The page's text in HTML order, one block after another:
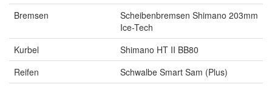
Bremsen
Scheibenbremsen Shimano 203mm
Ice-Tech
Kurbel
Shimano HT II BB80
Reifen
Schwalbe Smart Sam (Plus)